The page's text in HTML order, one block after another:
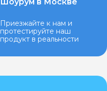
Приезжайте к нам и
протестируйте наш
продукт в реальности